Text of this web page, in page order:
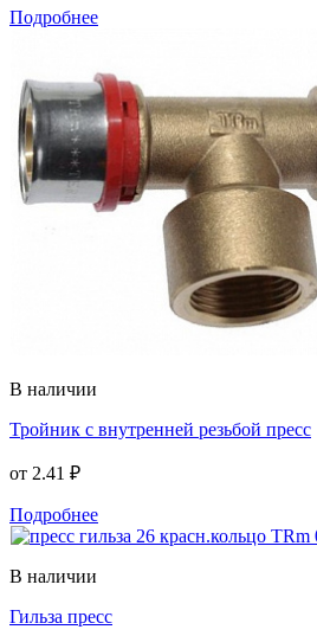
Подробнее
В наличии
Тройник с внутренней резьбой пресс
от 2.41 ₽
Подробнее
В наличии
Гильза пресс